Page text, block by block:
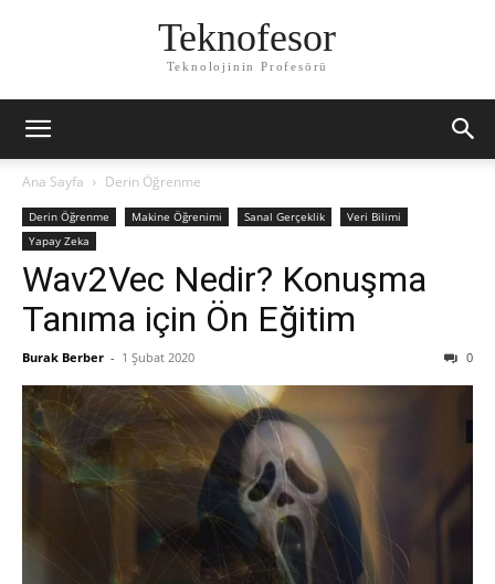
Teknofesor
Teknolojinin Profesörü
Ana Sayfa Derin Öğrenme
Derin Öğrenme Makine Öğrenimi Sanal Gerçeklik
Veri Bilimi
Yapay Zeka
Wav2Vec Nedir? Konuşma
Tanıma için Ön Eğitim
Burak Berber - 1 Şubat 2020 0